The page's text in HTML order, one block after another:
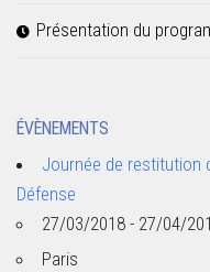
Présentation du
ÉVÈNEMENTS
Journée de restitution
Défense
27/03/2018 - 27/04/
Paris